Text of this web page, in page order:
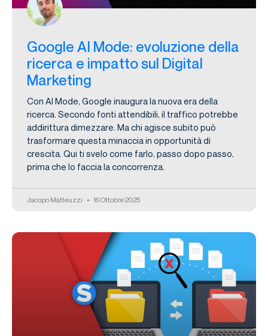
Google AI Mode: evoluzione della
ricerca e impatto sul Digital
Marketing
Con AI Mode, Google inaugura la nuova era della
ricerca. Secondo fonti attendibili, il traffico potrebbe
addirittura dimezzare. Ma chi agisce subito può
trasformare questa minaccia in opportunità di
crescita. Qui ti svelo come farlo, passo dopo passo,
prima che lo faccia la concorrenza.
Jacopo Matteuzzi 16 Ottobre 2025